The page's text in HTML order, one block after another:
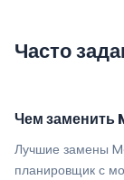
Часто
Чем
Лучшие замены
планировщик с